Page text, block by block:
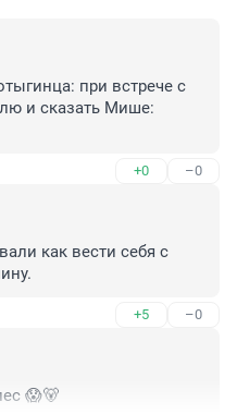
при встрече с
и сказать Мише:
+0 –0
как вести себя с
+5 –0
😱🐻